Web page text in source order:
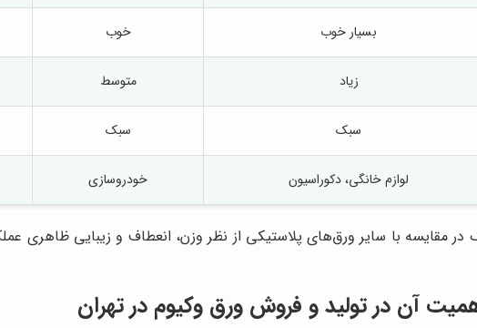
بسیار خوب خوب
زیاد متوسط
سبک سبک
لوازم خانگی، دکوراسیون خودروسازی
با سایر ورق‌های پلاستیکی از نظر وزن، انعطاف و زیبایی ظاهری
آن در تولید و فروش ورق وکیوم در تهران